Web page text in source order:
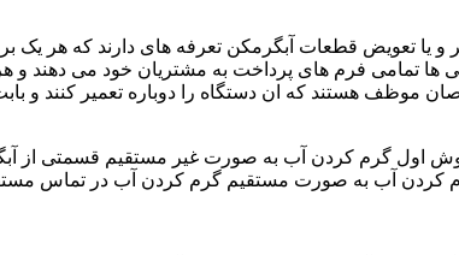
یا تعویض قطعات آبگرمکن تعرفه های دارند که هر یک
ها تمامی فرم های پرداخت به مشتریان خود می دهند
هستند که ان دستگاه را دوباره تعمیر کنند و
گرم کردن آب به صورت غیر مستقیم قسمتی از
آب به صورت مستقیم گرم کردن آب در تماس